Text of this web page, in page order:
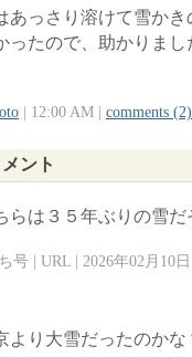
あっさり溶けて雪かき
ったので、助かりまし
| 12:00 AM | comments (2)
ント
らは３５年ぶりの雪だ
ち号 | URL | 2026年02月10
より大雪だったのかな